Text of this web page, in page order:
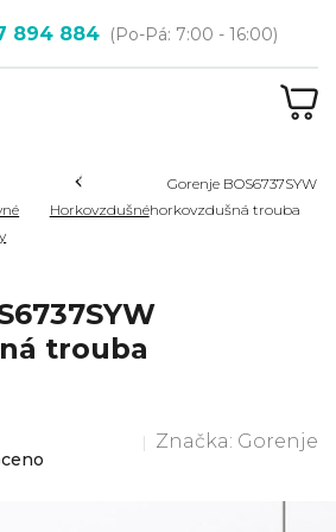
894 884
Hledat
Horkovzdušné
Gorenje BOS6737SYW
horkovzdušná trouba
trouba
Značka: Gorenje